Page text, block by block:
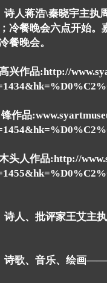
诗人蒋浩\秦晓宇主执
冷餐晚会六点开始。
餐晚会。
兴作品:http://
作品
头人作品:http://
诗人、批评家王艾主
诗歌、音乐、绘画